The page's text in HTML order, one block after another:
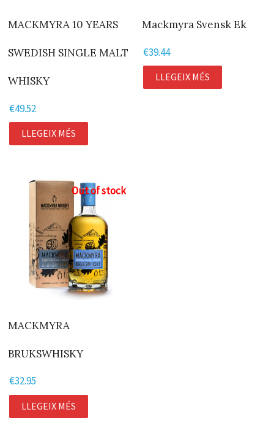
MACKMYRA 10 YEARS
SWEDISH SINGLE MALT
WHISKY
€49.52
LLEGEIX MÉS
Mackmyra Svensk Ek
€39.44
LLEGEIX MÉS
Out of stock
MACKMYRA
BRUKSWHISKY
€32.95
LLEGEIX MÉS